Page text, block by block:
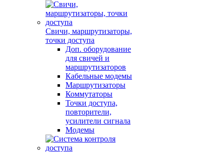
Свичи, маршрутизаторы,
точки доступа
Доп. оборудование
для свичей и
маршрутизаторов
Кабельные модемы
Маршрутизаторы
Коммутаторы
Точки доступа,
повторители,
усилители сигнала
Модемы